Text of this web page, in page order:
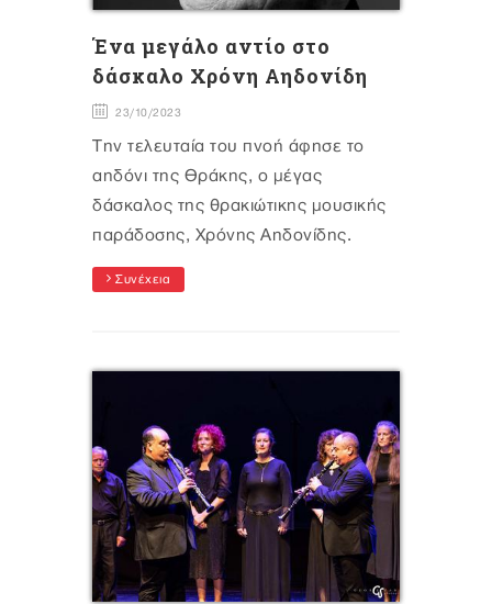
Ένα μεγάλο αντίο στο
δάσκαλο Χρόνη Αηδονίδη
23/10/2023
Tην τελευταία του πνοή άφησε το
αηδόνι της Θράκης, ο μέγας
δάσκαλος της θρακιώτικης μουσικής
παράδοσης, Χρόνης Αηδονίδης.
Συνέχεια